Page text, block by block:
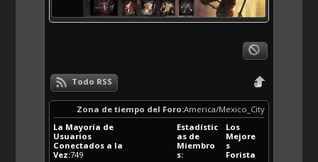
Todo RSS
Zona de tiempo del Foro:America/Mexico_City
La Mayoría de
Usuarios
Conectados a la
Vez:749
Los
Mejore
s
Forista
Estadístic
as de
Miembro
s: